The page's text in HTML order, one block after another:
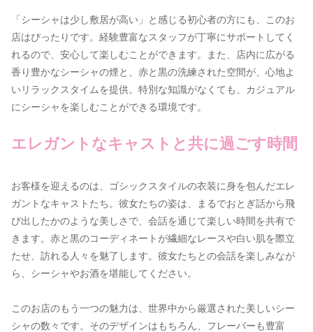
「シーシャは少し敷居が高い」と感じる初心者の方にも、このお
店はぴったりです。経験豊富なスタッフが丁寧にサポートしてく
れるので、安心して楽しむことができます。また、店内に広がる
香り豊かなシーシャの煙と、赤と黒の洗練された空間が、心地よ
いリラックスタイムを提供。特別な知識がなくても、カジュアル
にシーシャを楽しむことができる環境です。
エレガントなキャストと共に過ごす時間
お客様を迎えるのは、ゴシックスタイルの衣装に身を包んだエレ
ガントなキャストたち。彼女たちの姿は、まるでおとぎ話から飛
び出したかのような美しさで、会話を通じて楽しい時間を共有で
きます。赤と黒のコーディネートが繊細なレースや白い肌を際立
たせ、訪れる人々を魅了します。彼女たちとの会話を楽しみなが
ら、シーシャやお酒を堪能してください。
このお店のもう一つの魅力は、世界中から厳選された美しいシー
シャの数々です。そのデザインはもちろん、フレーバーも豊富